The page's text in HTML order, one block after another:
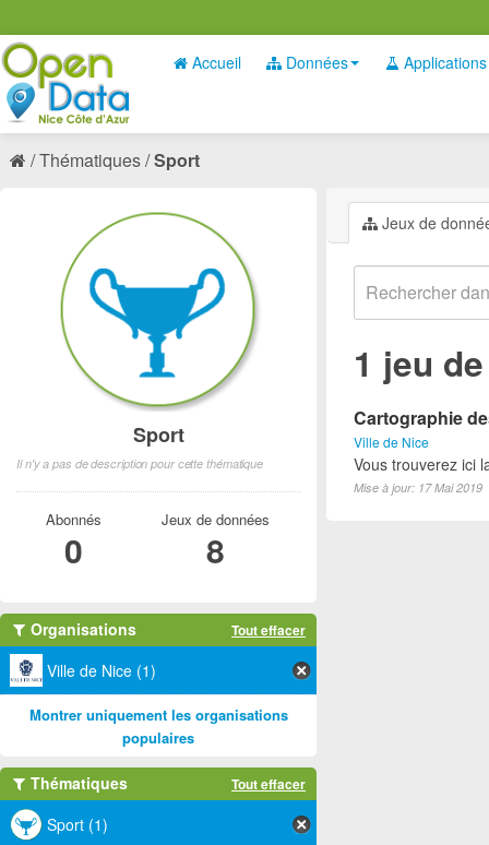
Accueil Données Applications
Thématiques Sport
Jeux de
1 jeu
Cartographie
Ville de Nice
Vous trouverez ici
Mise à jour: 17 Mai 2019
Sport
Il n'y a pas de description pour cette thématique
Abonnés
0
Jeux de données
8
Organisations Tout effacer
Ville de Nice (1)
Montrer uniquement les organisations
populaires
Thématiques Tout effacer
Sport (1)